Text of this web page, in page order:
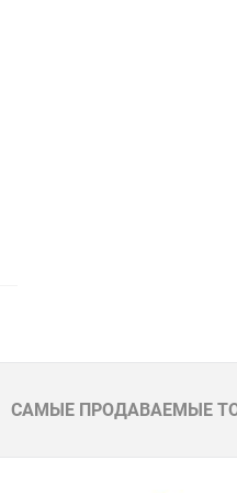
САМЫЕ ПРОДАВАЕМЫЕ